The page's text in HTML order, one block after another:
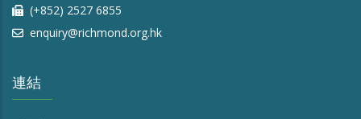
(+852) 2527 6855
enquiry@richmond.org.hk
連結